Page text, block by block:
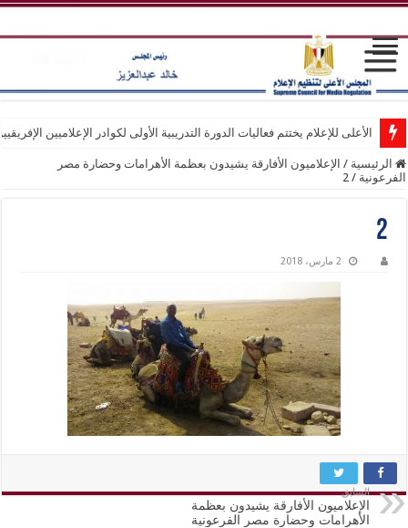
الأعلى للإعلام يختتم فعاليات الدورة التدريبية الأولى لكوادر الإعلاميين
الرئيسية / الإعلاميون الأفارقة يشيدون بعظمة الأهرامات وحضارة مصر
الفرعونية /
2
2
2 مارس، 2018
السابق
الإعلاميون الأفارقة يشيدون بعظمة
الأهرامات وحضارة مصر الفرعونية